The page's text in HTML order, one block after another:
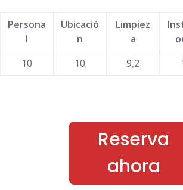
Persona
l
Ubicació
n
Limpiez
a
10
10 9,2
Reserva
ahora